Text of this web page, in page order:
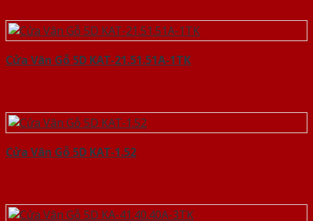
Cửa Vân Gỗ 5D KAT-21.51.51A-1TK
Cửa Vân Gỗ 5D KAT-1.52